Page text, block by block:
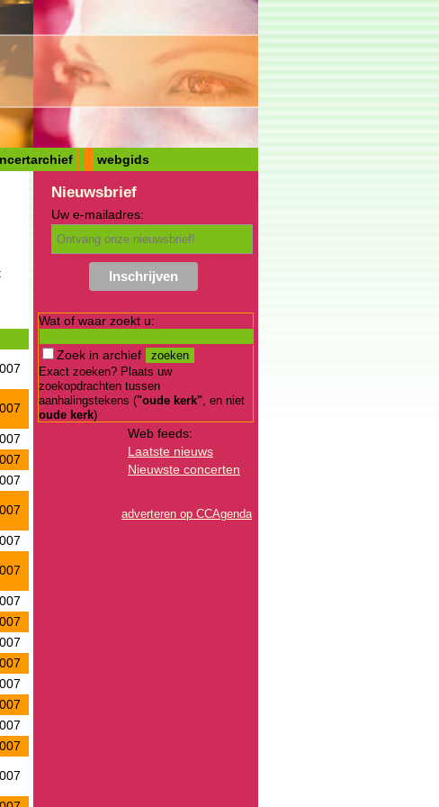
webgids
Nieuwsbrief
Uw e-mailadres:
Wat of waar zoekt u:
Zoek in archief
Exact zoeken? Plaats uw
zoekopdrachten tussen
aanhalingstekens ("oude kerk", en niet
oude kerk)
Web feeds:
Laatste nieuws
Nieuwste concerten
adverteren op CCAgenda